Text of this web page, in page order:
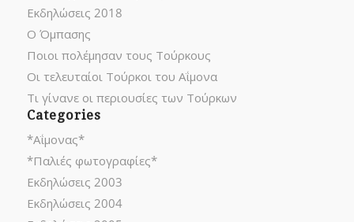
Εκδηλώσεις 2018
Ο Όμπασης
Ποιοι πολέμησαν τους Τούρκους
Οι τελευταίοι Τούρκοι του Αΐμονα
Τι γίνανε οι περιουσίες των Τούρκων
Categories
*Αΐμονας*
*Παλιές φωτογραφίες*
Εκδηλώσεις 2003
Εκδηλώσεις 2004